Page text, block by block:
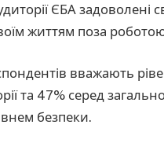
ЄБА задоволені
життям поза
вважають
та 47% серед
безпеки.